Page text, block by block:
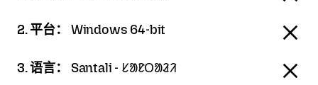
2. 平台： Windows 64-bit
3. 语言： Santali - ᱥᱟᱱᱛᱟᱲᱤ